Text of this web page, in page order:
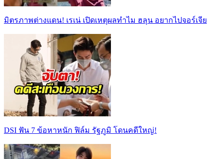
มิตรภาพต่างแดน! เรเน่ เปิดเหตุผลทำไม ฮลุน อยากไปจอร์เจีย
DSI ฟัน 7 ข้อหาหนัก ฟิล์ม รัฐภูมิ โดนคดีใหญ่!